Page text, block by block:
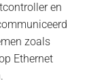
en
zoals
Ethernet